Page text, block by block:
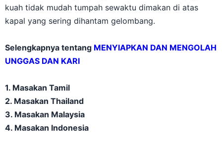
kuah tidak mudah tumpah sewaktu dimakan di atas
kapal yang sering dihantam gelombang.
Selengkapnya tentang MENYIAPKAN DAN MENGOLAH
UNGGAS DAN KARI
1. Masakan Tamil
2. Masakan Thailand
3. Masakan Malaysia
4. Masakan Indonesia